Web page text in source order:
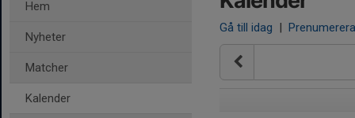
Hem
Nyheter
Matcher
Kalender
Gå till idag | Prenumerera